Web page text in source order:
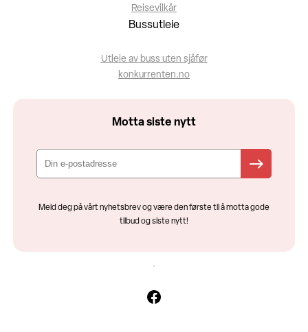
Reisevilkår
Bussutleie
Utleie av buss uten sjåfør
konkurrenten.no
Motta siste nytt
Meld deg på vårt nyhetsbrev og være den første til å motta gode
tilbud og siste nytt!
Facebook